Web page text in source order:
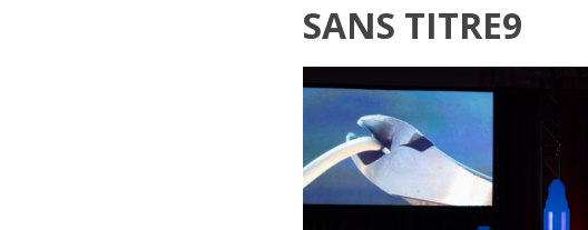
SANS TITRE9